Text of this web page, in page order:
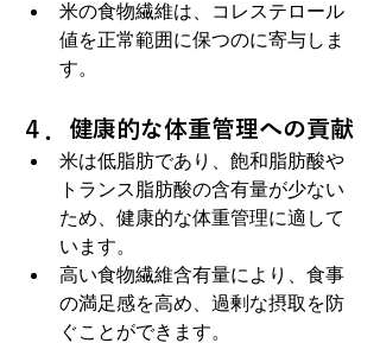
米の食物繊維は、コレステロール
値を正常範囲に保つのに寄与しま
す。
４．健康的な体重管理への貢献
米は低脂肪であり、飽和脂肪酸や
トランス脂肪酸の含有量が少ない
ため、健康的な体重管理に適して
います。
高い食物繊維含有量により、食事
の満足感を高め、過剰な摂取を防
ぐことができます。